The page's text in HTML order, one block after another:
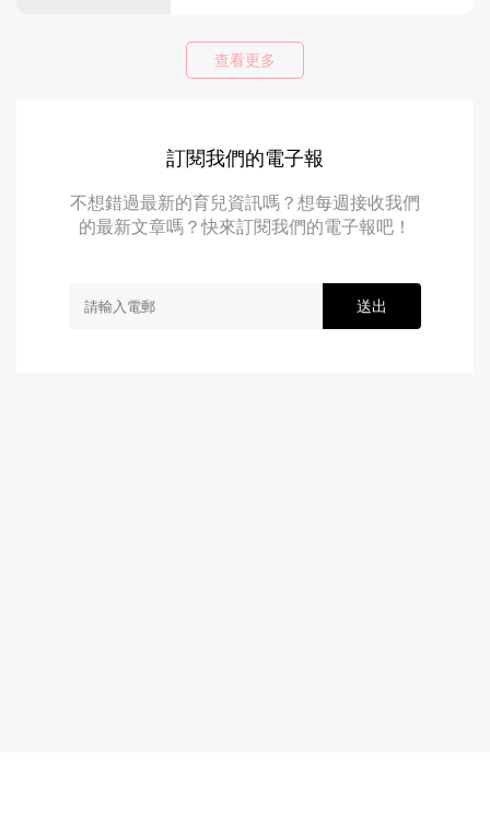
查看更多
訂閱我們的電子報
不想錯過最新的育兒資訊嗎？想每週接收我們
的最新文章嗎？快來訂閱我們的電子報吧！
送出